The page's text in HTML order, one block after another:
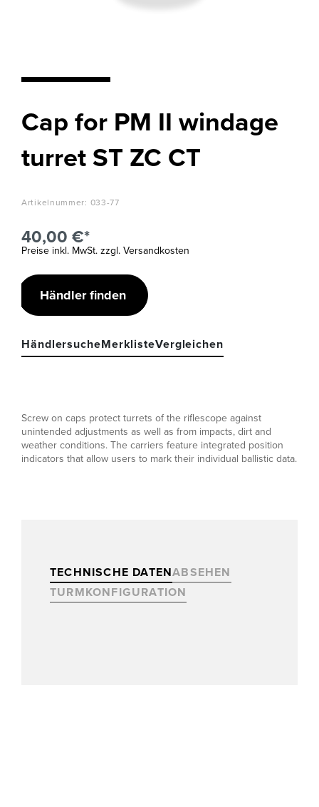
Cap for PM II windage
turret ST ZC CT
Artikelnummer: 033-77
40,00 €*
Preise inkl. MwSt. zzgl. Versandkosten
Händler finden
HändlersucheMerklisteVergleichen
Screw on caps protect turrets of the riflescope against
unintended adjustments as well as from impacts, dirt and
weather conditions. The carriers feature integrated position
indicators that allow users to mark their individual ballistic data.
TECHNISCHE DATENABSEHEN
TURMKONFIGURATION